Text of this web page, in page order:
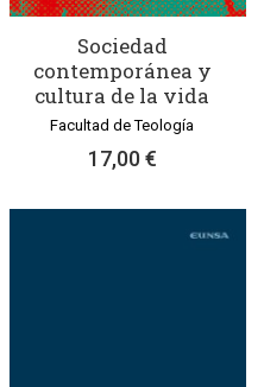
Sociedad
contemporánea y
cultura de la vida
Facultad de Teología
17,00 €